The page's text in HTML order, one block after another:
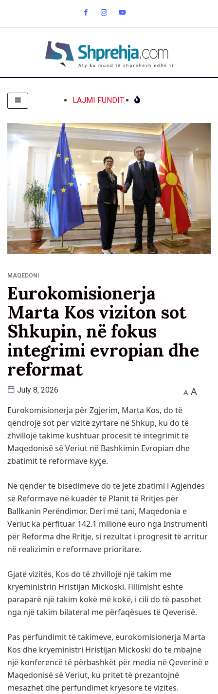
LAJMI FUNDIT
MAQEDONI
Eurokomisionerja
Marta Kos viziton sot
Shkupin, në fokus
integrimi evropian dhe
reformat
July 8, 2026 A A
Eurokomisionerja për Zgjerim, Marta Kos, do të
qëndrojë sot për vizitë zyrtare në Shkup, ku do të
zhvillojë takime kushtuar procesit të integrimit të
Maqedonisë së Veriut në Bashkimin Evropian dhe
zbatimit të reformave kyçe.
Në qendër të bisedimeve do të jetë zbatimi i Agjendës
së Reformave në kuadër të Planit të Rritjes për
Ballkanin Perëndimor. Deri më tani, Maqedonia e
Veriut ka përfituar 142.1 milionë euro nga Instrumenti
për Reforma dhe Rritje, si rezultat i progresit të arritur
në realizimin e reformave prioritare.
Gjatë vizitës, Kos do të zhvillojë një takim me
kryeministrin Hristijan Mickoski. Fillimisht është
paraparë një takim kokë më kokë, i cili do të pasohet
nga një takim bilateral me përfaqësues të Qeverisë.
Pas përfundimit të takimeve, eurokomisionerja Marta
Kos dhe kryeministri Hristijan Mickoski do të mbajnë
një konferencë të përbashkët për media në Qeverinë e
Maqedonisë së Veriut, ku pritet të prezantojnë
mesazhet dhe përfundimet kryesore të vizitës.